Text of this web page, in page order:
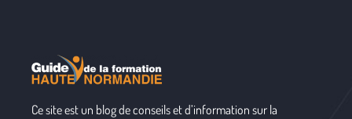
Ce site est un blog de conseils et d’information sur la